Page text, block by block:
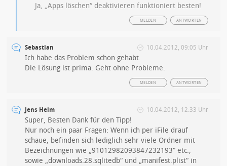
Ja, „Apps löschen“ deaktivieren funktioniert besten!
ANTWORTEN
MELDEN
Sebastian 10.04.2012, 09:05 Uhr
Ich habe das Problem schon gehabt.
Die Lösung ist prima. Geht ohne Probleme.
ANTWORTEN
MELDEN
Jens Heim 10.04.2012, 12:33 Uhr
Super, Besten Dank für den Tipp!
Nur noch ein paar Fragen: Wenn ich per iFile drauf
schaue, befinden sich lediglich sehr viele Ordner mit
Bezeichnungen wie „91012982093847232193“ etc.,
sowie „downloads.28.sqlitedb“ und „manifest.plist“ in